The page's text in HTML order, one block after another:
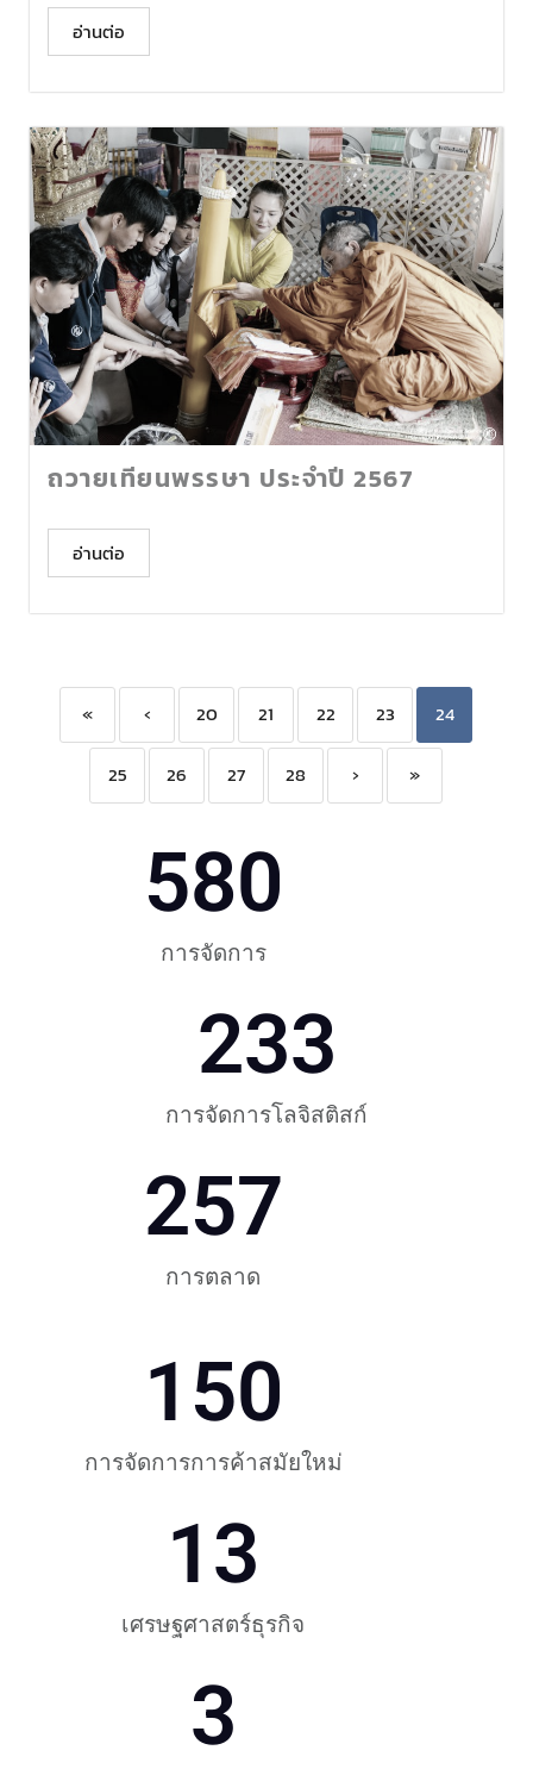
อ่านต่อ
ถวายเทียนพรรษา ประจำปี 2567
อ่านต่อ
« ‹ 20 21 22 23 24
25 26 27 28 › »
การจัดการ
580
การจัดการโลจิสติสก์
233
การตลาด
257
การจัดการการค้าสมัยใหม่
150
เศรษฐศาสตร์ธุรกิจ
13
3